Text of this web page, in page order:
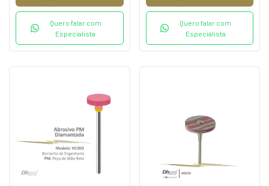
Quero falar com
Especialista
Quero falar com
Especialista